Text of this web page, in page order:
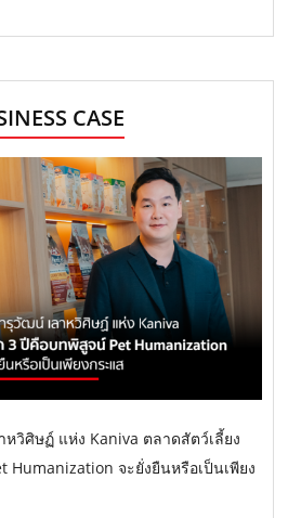
CASE
วิศิษฏ์ แห่ง Kaniva ตลาดสัตว์เลี้ยง
Humanization จะยั่งยืนหรือเป็นเพียง